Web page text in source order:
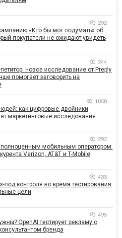
292
«Кто бы мог подумать» об
покупатели не ожидают увидеть
244
новое исследование от Preply
помогает заговорить на
1058
как цифровые двойники
маркетинговые исследования
292
полноценным мобильным оператором:
Verizon, AT&T и T-Mobile
433
под контроля во время тестирования:
цели
495
OpenAI тестирует рекламу с
бренда